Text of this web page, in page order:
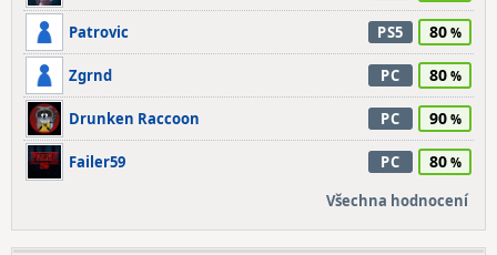
Patrovic PS5 80
Zgrnd PC 80
Drunken Raccoon PC 90
Failer59 PC 80
Všechna hodnocení